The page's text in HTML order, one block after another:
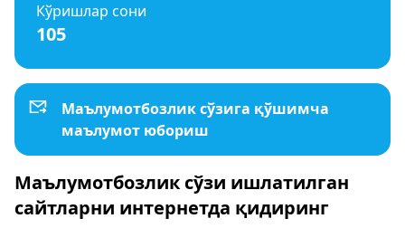
Кўришлар сони
105
Маълумотбозлик сўзига қўшимча
маълумот юбориш
Маълумотбозлик сўзи ишлатилган
сайтларни интернетда қидиринг